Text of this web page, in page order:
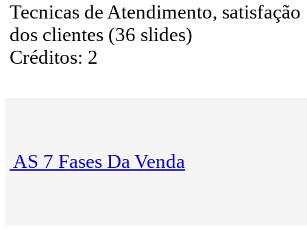
Tecnicas de Atendimento, satisfação
dos clientes (36 slides)
Créditos: 2
AS 7 Fases Da Venda